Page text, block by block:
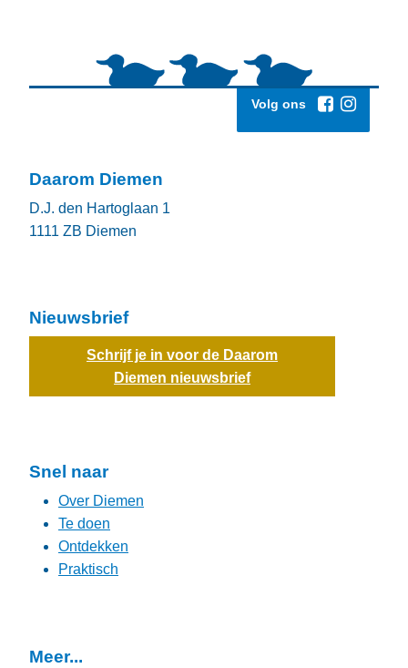
Volg ons
Daarom Diemen
D.J. den Hartoglaan 1
1111 ZB Diemen
Nieuwsbrief
Schrijf je in voor de Daarom
Diemen nieuwsbrief
Snel naar
Over Diemen
Te doen
Ontdekken
Praktisch
Meer...